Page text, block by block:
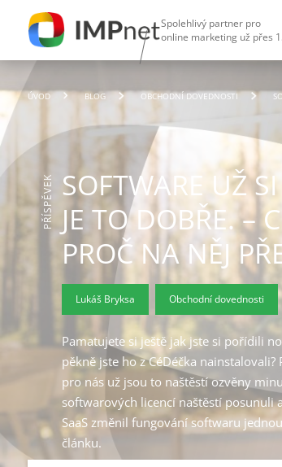
Spolehlivý partner pro
online marketing už přes
ÚVOD BLOG OBCHODNÍ DOVEDNOSTI
PŘÍSPĚVEK SOFTWARE UŽ
JE TO DOBŘE. –
PROČ NA NĚJ
Lukáš Bryksa Obchodní dovednosti
Pamatujete si ještě jak jste si pořídili
pěkně jste ho z CéDéčka
pro nás už jsou to naštěstí ozvěny
softwarových licencí naštěstí posunuli
SaaS změnil fungování softwaru
článku.